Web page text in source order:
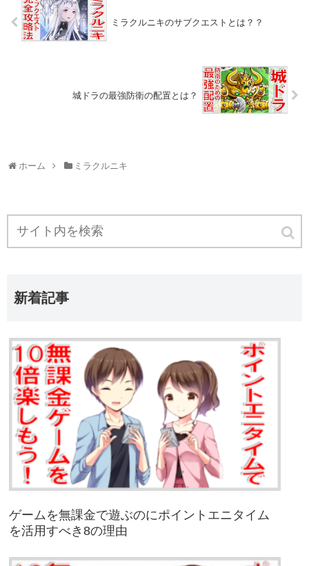
ミラクルニキのサブクエストとは？？
城ドラの最強防衛の配置とは？
ホーム ミラクルニキ
新着記事
ゲームを無課金で遊ぶのにポイントエニタイム
を活用すべき8の理由